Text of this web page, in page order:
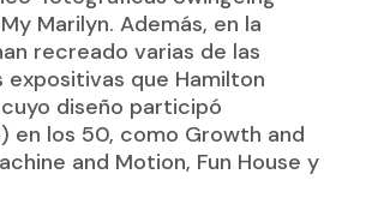
Marilyn. Además, en la
recreado varias de las
expositivas que Hamilton
diseño participó
en los 50, como Growth and
and Motion, Fun House y